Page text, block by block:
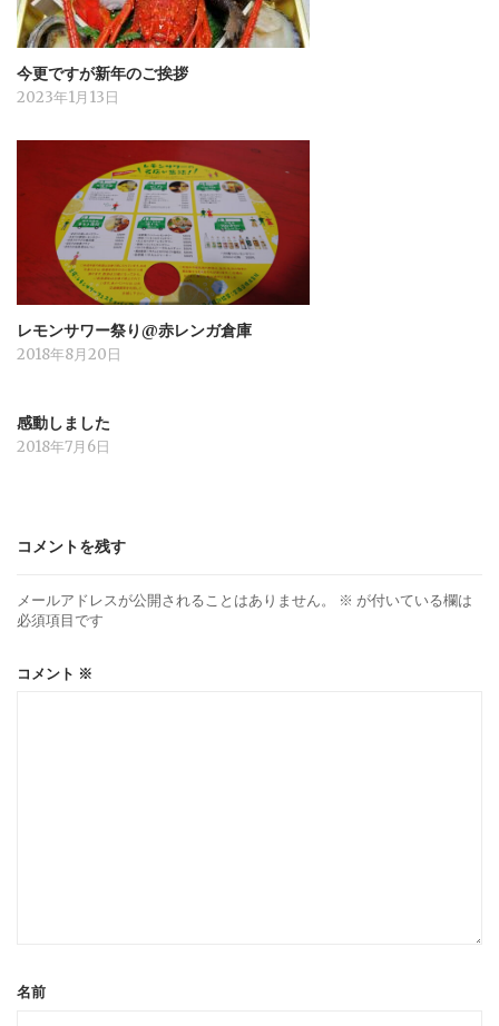
今更ですが新年のご挨拶
2023年1月13日
レモンサワー祭り@赤レンガ倉庫
2018年8月20日
感動しました
2018年7月6日
コメントを残す
メールアドレスが公開されることはありません。 ※ が付いている欄は
必須項目です
コメント ※
名前